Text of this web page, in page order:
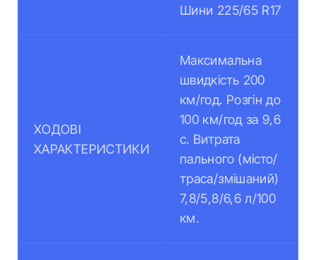
Шини 225/65 R17
ХОДОВІ
ХАРАКТЕРИСТИКИ
Максимальна
швидкість 200
км/год. Розгін до
100 км/год за 9,6
с. Витрата
пального (місто/
траса/змішаний)
7,8/5,8/6,6 л/100
км.